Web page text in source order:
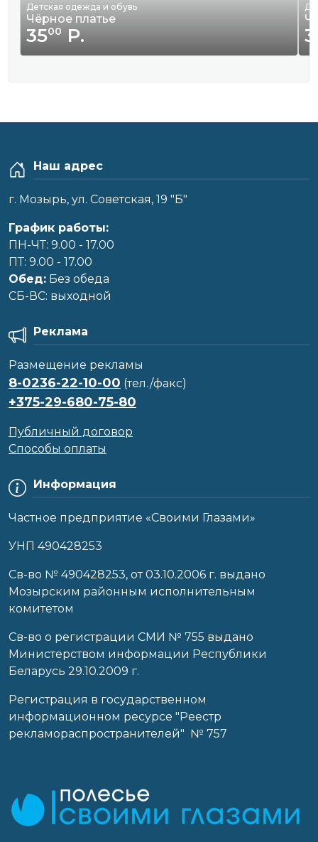
Детская одежда и обувь
Чёрное платье
3500Р.
Наш адрес
г. Мозырь, ул. Советская, 19 "Б"
График работы:
ПН-ЧТ: 9.00 - 17.00
ПТ: 9.00 - 17.00
Обед: Без обеда
CБ-ВС: выходной
Информация
Частное предприятие «Своими Глазами»
УНП 490428253
Cв-во № 490428253, от 03.10.2006 г. выдано
Мозырским районным исполнительным
комитетом
Св-во о регистрации СМИ № 755 выдано
Министерством информации Республики
Беларусь 29.10.2009 г.
Регистрация в государственном
информационном ресурсе "Реестр
рекламораспространителей" № 757
Реклама
Размещение рекламы
8-0236-22-10-00 (тел./факс)
+375-29-680-75-80
Публичный договор
Способы оплаты